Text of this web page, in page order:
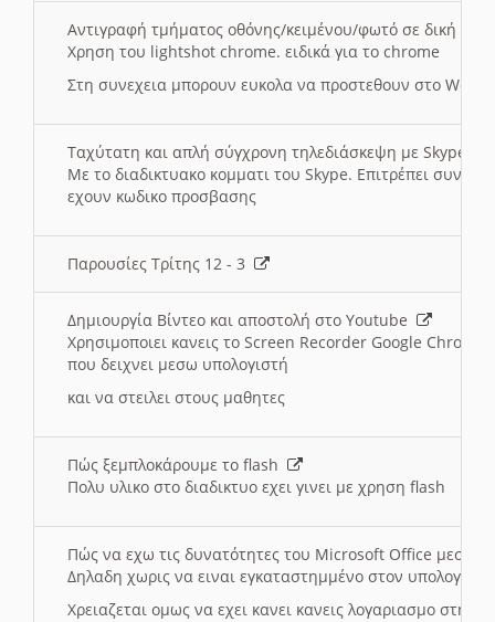
Αντιγραφή τμήματος οθόνης/κειμένου/φωτό σε δική
Χρηση του lightshot chrome. ειδικά για το chrome
Στη συνεχεια μπορουν ευκολα να προστεθουν στο Word
Ταχύτατη και απλή σύγχρονη τηλεδιάσκεψη με Skype
Με το διαδικτυακο κομματι του Skype. Επιτρέπει
εχουν κωδικο προσβασης
Παρουσίες Τρίτης 12 - 3
Δημιουργία Βίντεο και αποστολή στο Youtube
Χρησιμοποιει κανεις το Screen Recorder Google Chrome
που δειχνει μεσω υπολογιστή
και να στειλει στους μαθητες
Πώς ξεμπλοκάρουμε το flash
Πολυ υλικο στο διαδικτυο εχει γινει με χρηση flash
Πώς να εχω τις δυνατότητες του Microsoft Office μεσω
Δηλαδη χωρις να ειναι εγκαταστημμένο στον
Χρειαζεται ομως να εχει κανει κανεις λογαριασμο στη